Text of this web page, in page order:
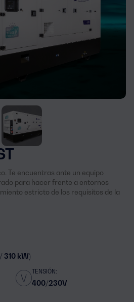
Te encuentras ante un equipo
para hacer frente a entornos
estricto de los requisitos de la
310 kW)
TENSIÓN:
400/230V